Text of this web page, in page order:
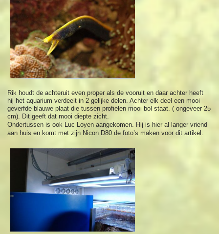
Rik houdt de achteruit even proper als de vooruit en daar achter heeft
hij het aquarium verdeelt in 2 gelijke delen. Achter elk deel een mooi
geverfde blauwe plaat die tussen profielen mooi bol staat. ( ongeveer 25
cm). Dit geeft dat mooi diepte zicht.
Ondertussen is ook Luc Loyen aangekomen. Hij is hier al langer vriend
aan huis en komt met zijn Nicon D80 de foto’s maken voor dit artikel.